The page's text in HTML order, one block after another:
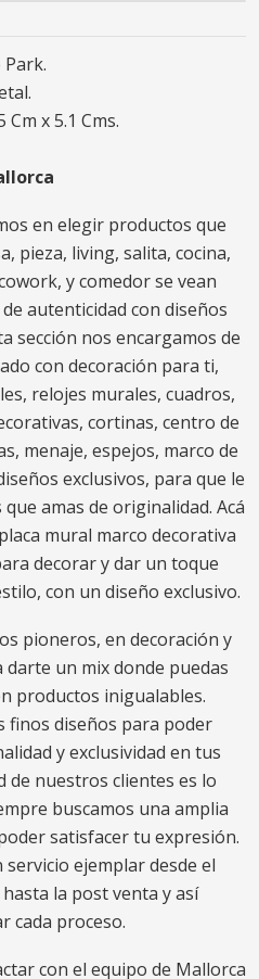
Cm x 5.1 Cms.
en elegir productos que
pieza, living, salita, cocina,
y comedor se vean
autenticidad con diseños
sección nos encargamos de
con decoración para ti,
relojes murales, cuadros,
cortinas, centro de
menaje, espejos, marco de
exclusivos, para que le
amas de originalidad. Acá
mural marco decorativa
decorar y dar un toque
con un diseño exclusivo.
pioneros, en decoración y
un mix donde puedas
productos inigualables.
finos diseños para poder
y exclusividad en tus
de nuestros clientes es lo
buscamos una amplia
satisfacer tu expresión.
ejemplar desde el
la post venta y así
cada proceso.
con el equipo de Mallorca